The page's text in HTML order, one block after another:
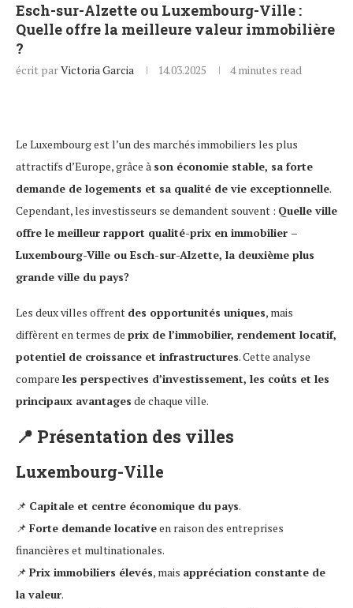
Esch-sur-Alzette ou Luxembourg-Ville :
Quelle offre la meilleure valeur immobilière
?
écrit parVictoria Garcia 14.03.2025 4 minutes read
Le Luxembourg est l’un des marchés immobiliers les plus
attractifs d’Europe, grâce à son économie stable, sa forte
demande de logements et sa qualité de vie exceptionnelle.
Cependant, les investisseurs se demandent souvent : Quelle ville
offre le meilleur rapport qualité-prix en immobilier –
Luxembourg-Ville ou Esch-sur-Alzette, la deuxième plus
grande ville du pays?
Les deux villes offrent des opportunités uniques, mais
diffèrent en termes de prix de l’immobilier, rendement locatif,
potentiel de croissance et infrastructures. Cette analyse
compare les perspectives d’investissement, les coûts et les
principaux avantages de chaque ville.
📍 Présentation des villes
Luxembourg-Ville
📌 Capitale et centre économique du pays.
📌 Forte demande locativeen raison des entreprises
financières et multinationales.
📌 Prix immobiliers élevés, mais appréciation constante de
la valeur.